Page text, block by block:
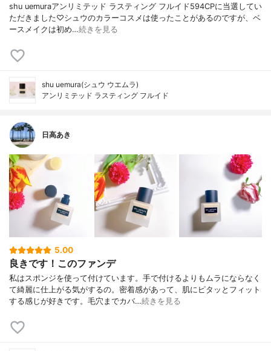
shu uemuraアンリミテッド ラスティング フルイド594CPに当選してい
ただきました♡シュウのカラーコスメは使ったことがあるのですが、ベ
ースメイクは初め…続きを見る
shu uemura(シュウ ウエムラ)
アンリミテッド ラスティング フルイド
日高あき
5.00
良きです！このファンデ
私はスポンジを使って付けています。手で付けるよりもムラにならなく
て綺麗に仕上がる気がするの。密着感があって、肌にピタッとフィット
する感じが好きです。毛穴までカバ…続きを見る